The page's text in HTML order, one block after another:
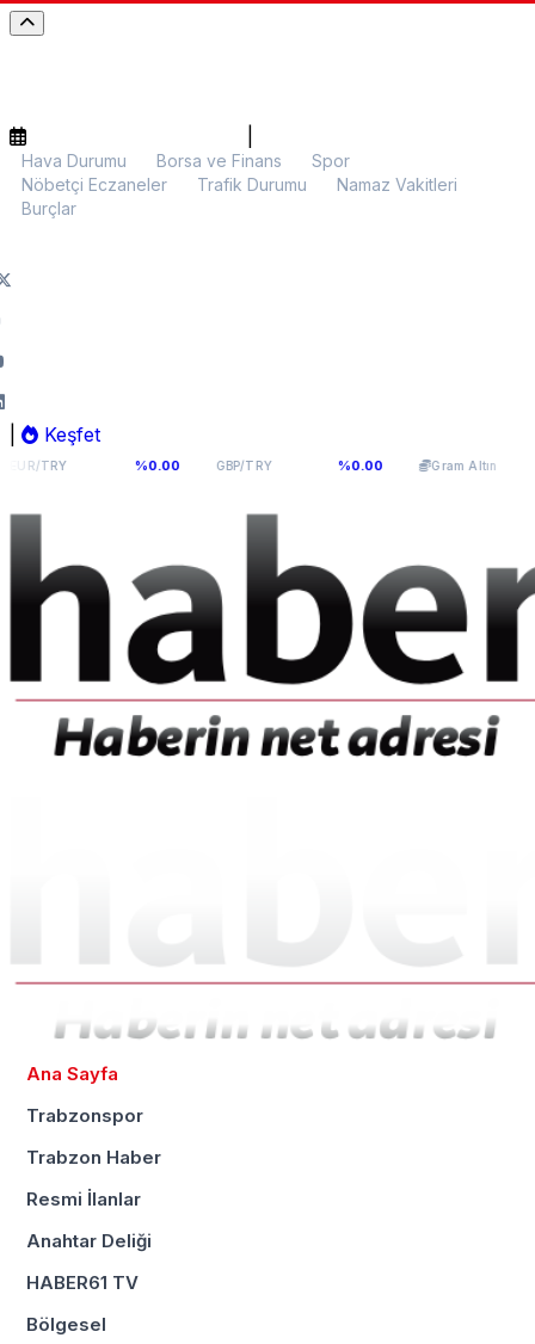
Hava Durumu Borsa ve Finans
Spor
Nöbetçi Eczaneler
Trafik Durumu
Namaz Vakitleri
Burçlar
Keşfet
%0.00 GBP/TRY 64,2936 %0.00 Gram Altın 6.107,34 %0.00
Ana Sayfa
Trabzonspor
Trabzon Haber
Resmi İlanlar
Anahtar Deliği
HABER61 TV
Bölgesel